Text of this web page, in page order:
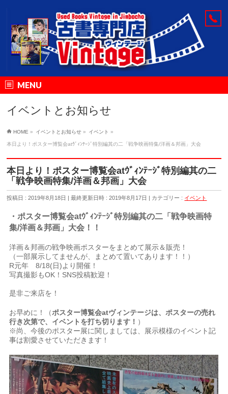
MENU
イベントとお知らせ
HOME » イベントとお知らせ » イベント »
本日より！ポスター博覧会atｳﾞｨﾝﾃｰｼﾞ特別編其の二「戦争映画特集/洋画＆邦画」大会
本日より！ポスター博覧会atｳﾞｨﾝﾃｰｼﾞ特別編其の二
「戦争映画特集/洋画＆邦画」大会
投稿日 : 2019年8月18日 最終更新日時 : 2019年8月17日 カテゴリー : イベント
・ポスター博覧会atｳﾞｨﾝﾃｰｼﾞ特別編其の二「戦争映画特
集/洋画＆邦画」大会 ！ ！
洋画＆邦画の戦争映画ポスターをまとめて展示＆販売！
（一部展示してませんが、まとめて置いてあります！！）
R元年 8/18(日)より開催！
写真撮影もOK！SNS投稿歓迎！
是非ご来店を！
お早めに！（ポスター博覧会atヴィンテージは、ポスターの売れ
行き次第で、イベントを打ち切ります！ ）
※尚、今後のポスター展に関しましては、展示模様のイベント記
事は割愛させていただきます！